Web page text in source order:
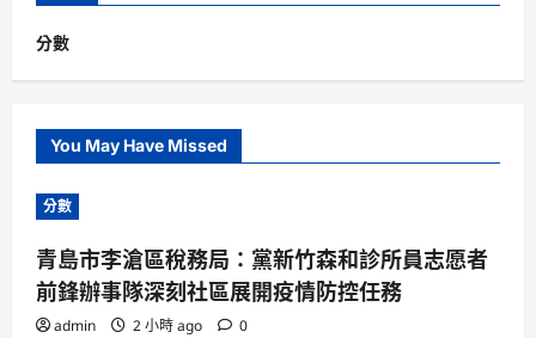
分數
You May Have Missed
分數
青島市李滄區稅務局：黨新竹森和診所員志愿者
前鋒辦事隊深刻社區展開疫情防控任務
admin 2 小時 ago 0